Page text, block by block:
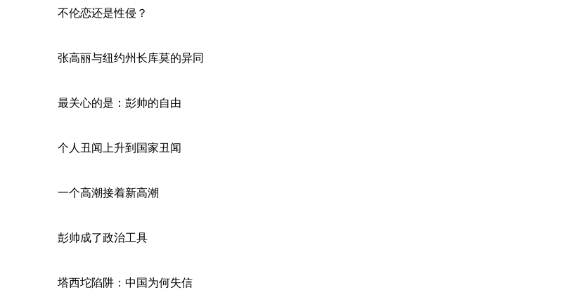
不伦恋还是性侵？
张高丽与纽约州长库莫的异同
最关心的是：彭帅的自由
个人丑闻上升到国家丑闻
一个高潮接着新高潮
彭帅成了政治工具
塔西坨陷阱：中国为何失信